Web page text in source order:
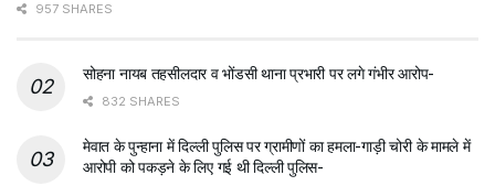
957 SHARES
सोहना नायब तहसीलदार व भोंडसी थाना प्रभारी पर लगे गंभीर आरोप-
832 SHARES
मेवात के पुन्हाना में दिल्ली पुलिस पर ग्रामीणों का हमला-गाड़ी चोरी के मामले में
आरोपी को पकड़ने के लिए गई थी दिल्ली पुलिस-